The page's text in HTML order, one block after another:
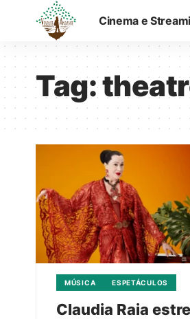
Cinema e
Tag:
MÚSICA ESPETÁCULOS
Claudia Raia